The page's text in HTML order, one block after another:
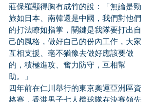
莊保羅顯得胸有成竹的說：「無論是勁
旅如日本、南韓還是中國，我們對他們
的打法瞭如指掌，關鍵是我隊要打出自
己的風格，做好自己的份內工作，大家
互相支援、亳不猶豫去做好應該要做
的，積極進攻、奮力防守，互相幫
助。」
四年前在仁川舉行的東京奧運亞洲區資
格賽，香港男子七人欖球隊在決賽領先